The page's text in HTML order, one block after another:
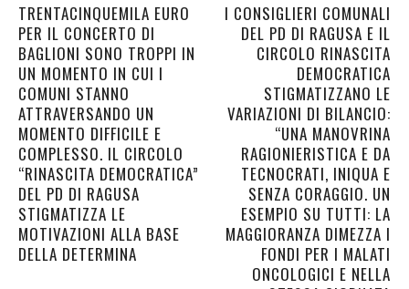
TRENTACINQUEMILA EURO
PER IL CONCERTO DI
BAGLIONI SONO TROPPI IN
UN MOMENTO IN CUI I
COMUNI STANNO
ATTRAVERSANDO UN
MOMENTO DIFFICILE E
COMPLESSO. IL CIRCOLO
“RINASCITA DEMOCRATICA”
DEL PD DI RAGUSA
STIGMATIZZA LE
MOTIVAZIONI ALLA BASE
DELLA DETERMINA
I CONSIGLIERI COMUNALI
DEL PD DI RAGUSA E IL
CIRCOLO RINASCITA
DEMOCRATICA
STIGMATIZZANO LE
VARIAZIONI DI BILANCIO:
“UNA MANOVRINA
RAGIONIERISTICA E DA
TECNOCRATI, INIQUA E
SENZA CORAGGIO. UN
ESEMPIO SU TUTTI: LA
MAGGIORANZA DIMEZZA I
FONDI PER I MALATI
ONCOLOGICI E NELLA